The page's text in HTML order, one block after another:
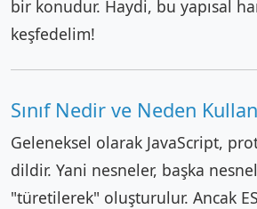
bir konudur. Haydi, bu yapısal
keşfedelim!
Sınıf Nedir ve Neden
Geleneksel olarak JavaScript,
dildir. Yani nesneler, başka
"türetilerek" oluşturulur. Ancak